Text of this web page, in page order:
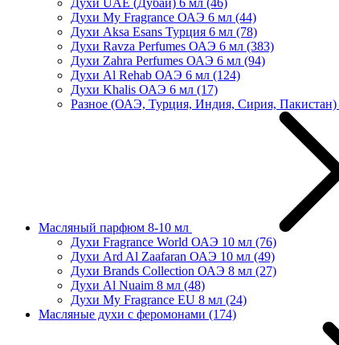
Духи UAE (Дубай) 6 мл (46)
Духи My Fragrance ОАЭ 6 мл (44)
Духи Aksa Esans Турция 6 мл (78)
Духи Ravza Perfumes ОАЭ 6 мл (383)
Духи Zahra Perfumes ОАЭ 6 мл (94)
Духи Al Rehab ОАЭ 6 мл (124)
Духи Khalis ОАЭ 6 мл (17)
Разное (ОАЭ, Турция, Индия, Сирия, Пакистан)
Масляный парфюм 8-10 мл
Духи Fragrance World ОАЭ 10 мл (76)
Духи Ard Al Zaafaran ОАЭ 10 мл (49)
Духи Brands Collection ОАЭ 8 мл (27)
Духи Al Nuaim 8 мл (48)
Духи My Fragrance EU 8 мл (24)
Масляные духи с феромонами (174)